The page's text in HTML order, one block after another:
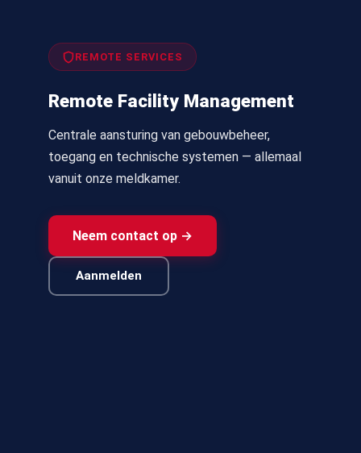
REMOTE SERVICES
Remote Facility Management
Centrale aansturing van gebouwbeheer,
toegang en technische systemen — allemaal
vanuit onze meldkamer.
Neem contact op →
Aanmelden